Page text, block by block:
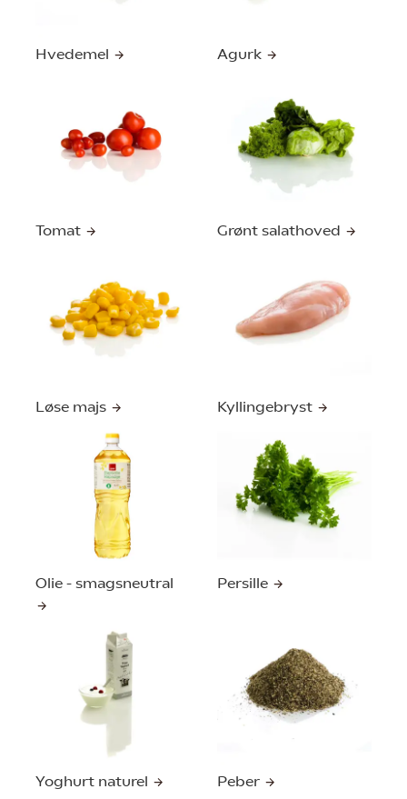
Hvedemel Agurk
Tomat Grønt salathoved
Løse majs Kyllingebryst
Olie - smagsneutral Persille
Yoghurt naturel Peber